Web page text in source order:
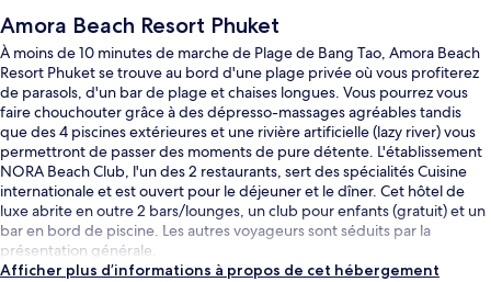
Amora Beach Resort Phuket
À moins de 10 minutes de marche de Plage de Bang Tao, Amora Beach
Resort Phuket se trouve au bord d'une plage privée où vous profiterez
de parasols, d'un bar de plage et chaises longues. Vous pourrez vous
faire chouchouter grâce à des dépresso-massages agréables tandis
que des 4 piscines extérieures et une rivière artificielle (lazy river) vous
permettront de passer des moments de pure détente. L'établissement
NORA Beach Club, l'un des 2 restaurants, sert des spécialités Cuisine
internationale et est ouvert pour le déjeuner et le dîner. Cet hôtel de
luxe abrite en outre 2 bars/lounges, un club pour enfants (gratuit) et un
bar en bord de piscine. Les autres voyageurs sont séduits par la
présentation générale.
Afficher plus d’informations à propos de cet hébergement